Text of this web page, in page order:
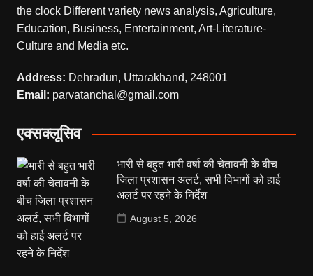
the clock Different variety news analysis, Agriculture,
Education, Business, Entertainment, Art-Literature-
Culture and Media etc.
Address: Dehradun, Uttarakhand, 248001
Email: parvatanchal@gmail.com
एक्सक्लूसिव
भारी से बहुत भारी वर्षा की चेतावनी के बीच
जिला प्रशासन अलर्ट, सभी विभागों को हाई
अलर्ट पर रहने के निर्देश
August 5, 2026